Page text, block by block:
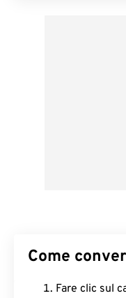
Come
Fare clic sul